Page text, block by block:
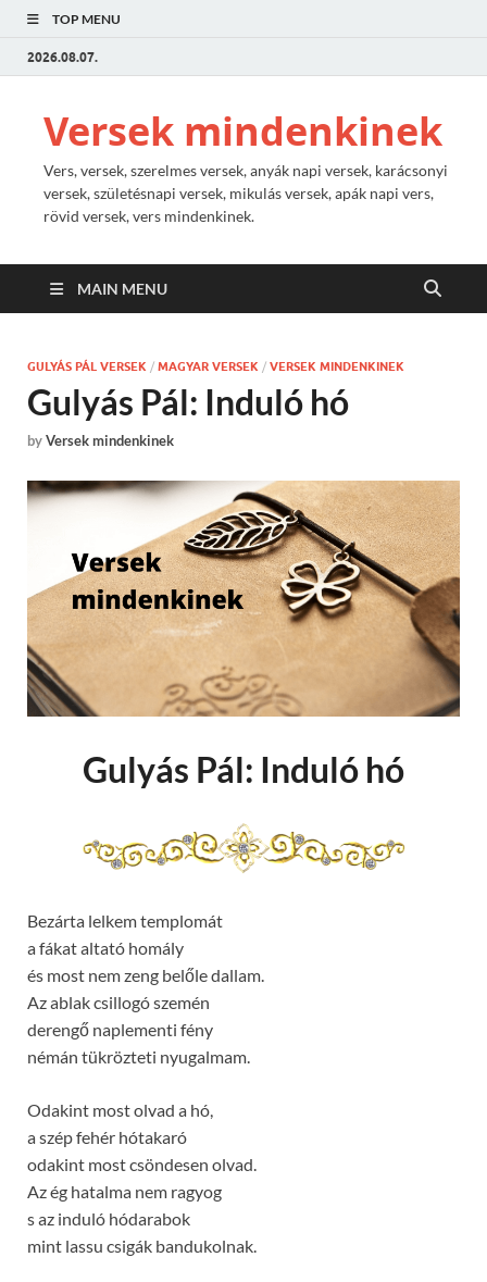
TOP MENU
2026.08.07.
Versek mindenkinek
Vers, versek, szerelmes versek, anyák napi versek, karácsonyi
versek, születésnapi versek, mikulás versek, apák napi vers,
rövid versek, vers mindenkinek.
MAIN MENU
GULYÁS PÁL VERSEK / MAGYAR VERSEK / VERSEK MINDENKINEK
Gulyás Pál: Induló hó
byVersek mindenkinek
Gulyás Pál: Induló hó
Bezárta lelkem templomát
a fákat altató homály
és most nem zeng belőle dallam.
Az ablak csillogó szemén
derengő naplementi fény
némán tükrözteti nyugalmam.
Odakint most olvad a hó,
a szép fehér hótakaró
odakint most csöndesen olvad.
Az ég hatalma nem ragyog
s az induló hódarabok
mint lassu csigák bandukolnak.